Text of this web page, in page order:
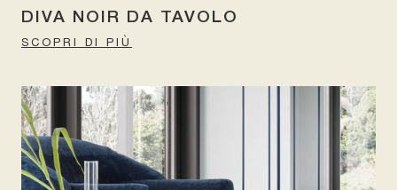
DIVA NOIR DA TAVOLO
SCOPRI DI PIÙ